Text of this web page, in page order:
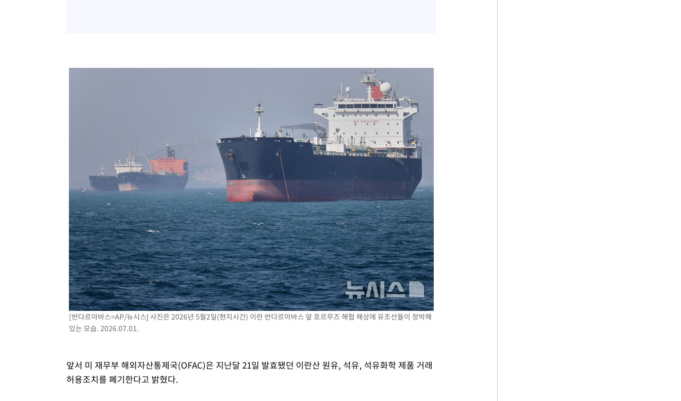
[반다르아바스=AP/뉴시스] 사진은 2026년 5월2일(현지시간) 이란 반다르아바스 앞 호르무즈 해협 해상에 유조선들이 정박해
있는 모습. 2026.07.01.
앞서 미 재무부 해외자산통제국(OFAC)은 지난달 21일 발효됐던 이란산 원유, 석유, 석유화학 제품 거래
허용조치를 폐기한다고 밝혔다.